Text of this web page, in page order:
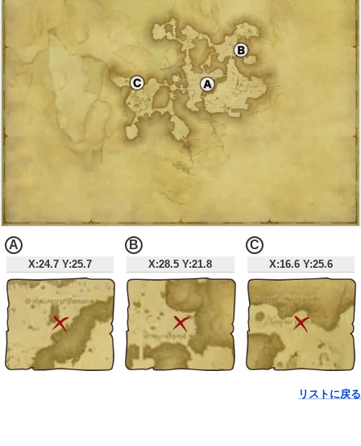
X:24.7 Y:25.7
A
X:28.5 Y:21.8
B
X:16.6 Y:25.6
C
リストに戻る